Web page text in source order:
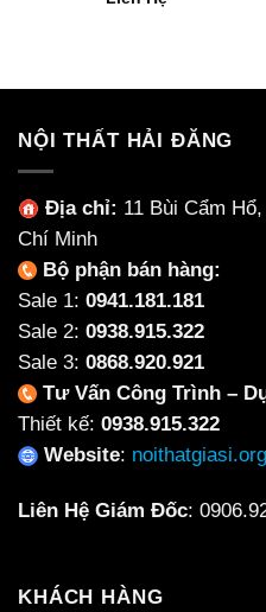
NỘI THẤT HẢI ĐĂNG
Địa chỉ: 11 Bùi Cẩm
Chí Minh
Bộ phận bán hàng:
Sale 1: 0941.181.181
Sale 2: 0938.915.322
Sale 3: 0868.920.921
Tư Vấn Công Trình –
Thiết kế: 0938.915.322
Website: noithatgiasi.org
Liên Hệ Giám Đốc:
KHÁCH HÀNG